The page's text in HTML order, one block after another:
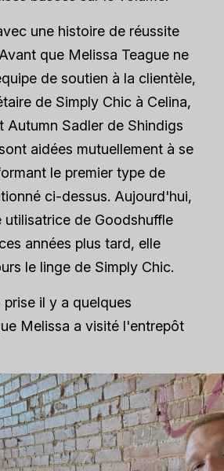
une histoire de réussite
que Melissa Teague ne
de soutien à la clientèle,
de Simply Chic à Celina,
Autumn Sadler de Shindigs
aidées mutuellement à se
le premier type de
ci-dessus. Aujourd'hui,
utilisatrice de Goodshuffle
années plus tard, elle
le linge de Simply Chic.
il y a quelques
Melissa a visité l'entrepôt